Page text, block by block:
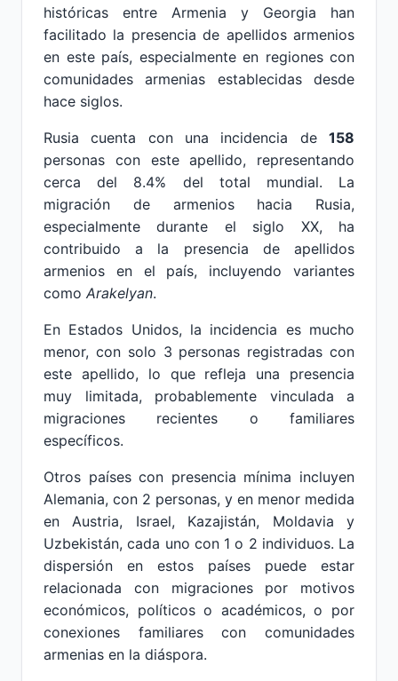
históricas entre Armenia y Georgia han
facilitado la presencia de apellidos armenios
en este país, especialmente en regiones con
comunidades armenias establecidas desde
hace siglos.
Rusia cuenta con una incidencia de 158
personas con este apellido, representando
cerca del 8.4% del total mundial. La
migración de armenios hacia Rusia,
especialmente durante el siglo XX, ha
contribuido a la presencia de apellidos
armenios en el país, incluyendo variantes
como Arakelyan.
En Estados Unidos, la incidencia es mucho
menor, con solo 3 personas registradas con
este apellido, lo que refleja una presencia
muy limitada, probablemente vinculada a
migraciones recientes o familiares
específicos.
Otros países con presencia mínima incluyen
Alemania, con 2 personas, y en menor medida
en Austria, Israel, Kazajistán, Moldavia y
Uzbekistán, cada uno con 1 o 2 individuos. La
dispersión en estos países puede estar
relacionada con migraciones por motivos
económicos, políticos o académicos, o por
conexiones familiares con comunidades
armenias en la diáspora.